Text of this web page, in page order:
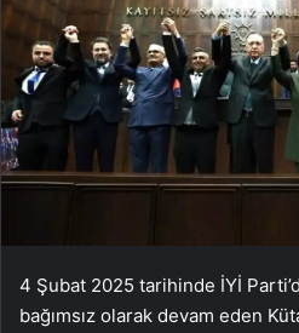
4 Şubat 2025 tarihinde İYİ
bağımsız olarak devam eden